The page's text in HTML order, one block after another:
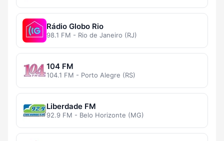
Rádio Globo Rio
98.1 FM - Rio de Janeiro (RJ)
104 FM
104.1 FM - Porto Alegre (RS)
Liberdade FM
92.9 FM - Belo Horizonte (MG)